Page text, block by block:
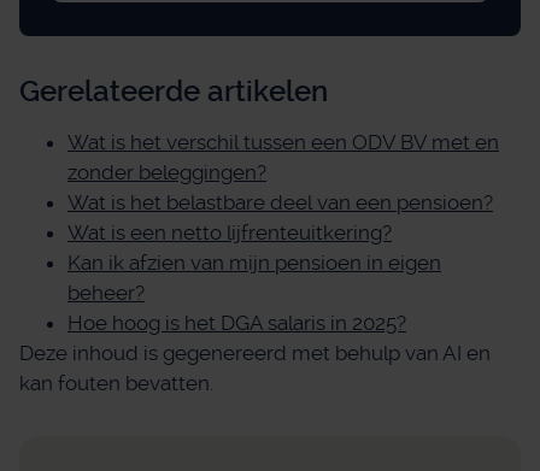
Gerelateerde artikelen
Wat is het verschil tussen een ODV BV met en
zonder beleggingen?
Wat is het belastbare deel van een pensioen?
Wat is een netto lijfrenteuitkering?
Kan ik afzien van mijn pensioen in eigen
beheer?
Hoe hoog is het DGA salaris in 2025?
Deze inhoud is gegenereerd met behulp van AI en
kan fouten bevatten.